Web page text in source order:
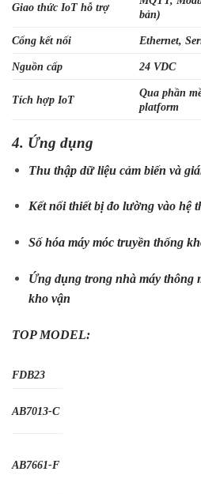
Giao thức IoT hỗ trợ
bản)
Cổng kết nối Ethernet,
Nguồn cấp 24 VDC
Tích hợp IoT
Qua phần
platform
4. Ứng dụng
Thu thập dữ liệu cảm biến và
Kết nối thiết bị đo lường vào hệ
Số hóa máy móc truyền thống
Ứng dụng trong nhà máy thông
kho vận
TOP MODEL:
FDB23
AB7013-C
AB7661-F